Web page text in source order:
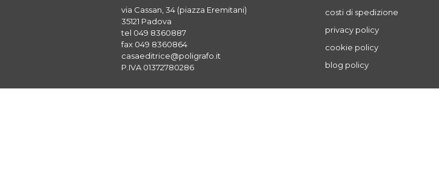
via Cassan, 34 (piazza Eremitani)
35121 Padova
tel 049 8360887
fax 049 8360864
casaeditrice@poligrafo.it
P.IVA 01372780286
costi di spedizione
privacy policy
cookie policy
blog policy